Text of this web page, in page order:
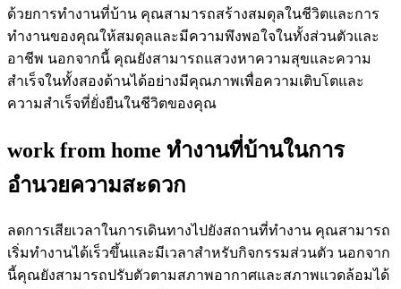
ด้วยการทำงานที่บ้าน คุณสามารถสร้างสมดุลในชีวิตและการ
ทำงานของคุณให้สมดุลและมีความพึงพอใจในทั้งส่วนตัวและ
อาชีพ นอกจากนี้ คุณยังสามารถแสวงหาความสุขและความ
สำเร็จในทั้งสองด้านได้อย่างมีคุณภาพเพื่อความเติบโตและ
ความสำเร็จที่ยั่งยืนในชีวิตของคุณ
work from home ทำงานที่บ้านในการ
อำนวยความสะดวก
ลดการเสียเวลาในการเดินทางไปยังสถานที่ทำงาน คุณสามารถ
เริ่มทำงานได้เร็วขึ้นและมีเวลาสำหรับกิจกรรมส่วนตัว นอกจาก
นี้คุณยังสามารถปรับตัวตามสภาพอากาศและสภาพแวดล้อมได้